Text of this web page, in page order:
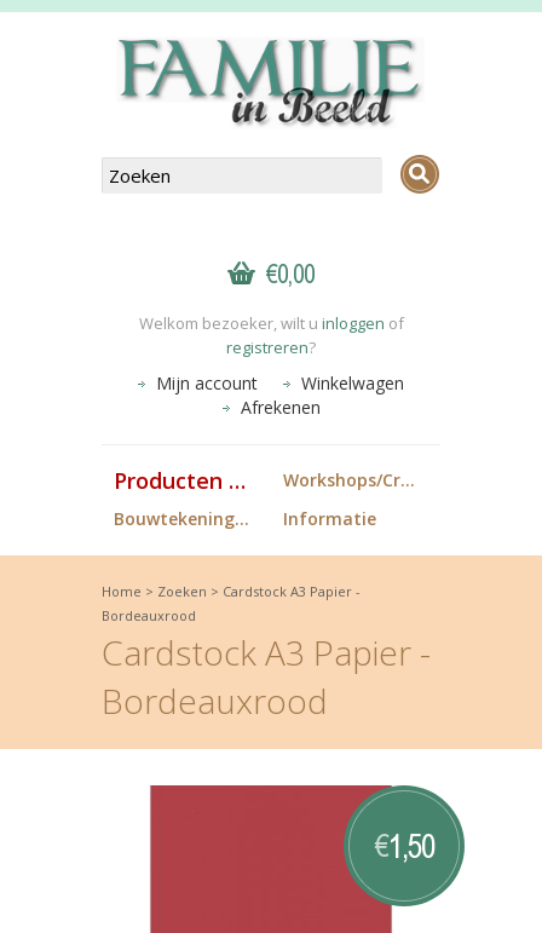
€0,00
Welkom bezoeker, wilt u inloggen of
registreren?
Mijn account
Winkelwagen
Afrekenen
Producten FiB
Workshops/Cropdagen
Bouwtekeningen
Informatie
Home > Zoeken > Cardstock A3 Papier -
Bordeauxrood
Cardstock A3 Papier -
Bordeauxrood
€1,50